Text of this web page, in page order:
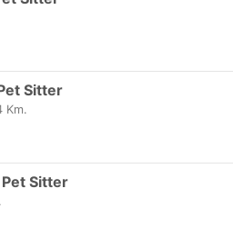
Sitter
Km.
Pet Sitter